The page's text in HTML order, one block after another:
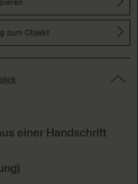
zum Objekt
einer Handschrift